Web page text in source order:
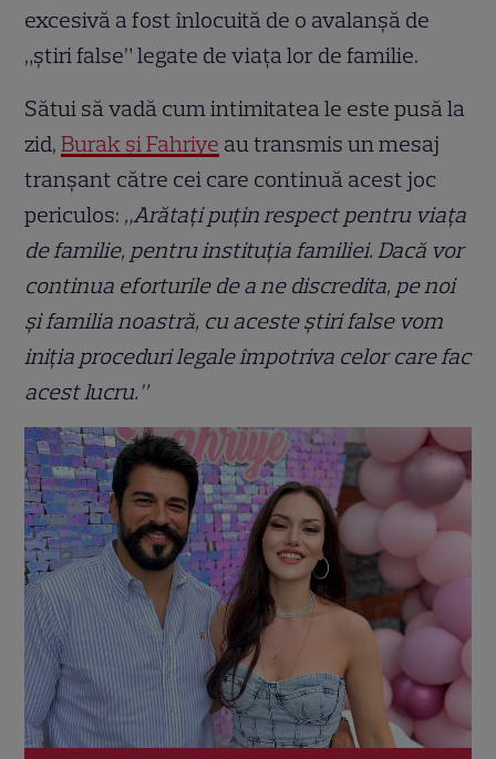
excesivă a fost înlocuită de o avalanșă de
„știri false” legate de viața lor de familie.
Sătui să vadă cum intimitatea le este pusă la
zid,Burak și Fahriye au transmis un mesaj
tranșant către cei care continuă acest joc
periculos: „Arătați puțin respect pentru viața
de familie, pentru instituția familiei. Dacă vor
continua eforturile de a ne discredita, pe noi
și familia noastră, cu aceste știri false vom
iniția proceduri legale împotriva celor care fac
acest lucru.”